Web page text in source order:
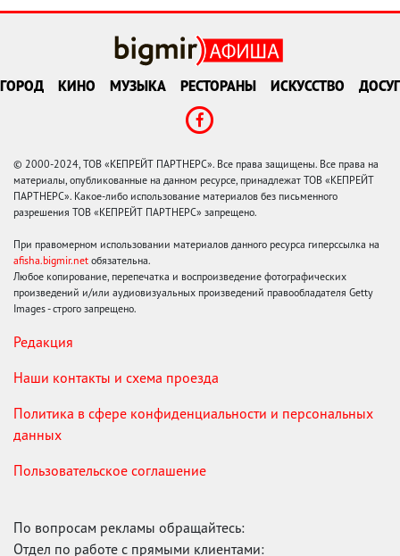
ГОРОД КИНО МУЗЫКА РЕСТОРАНЫ ИСКУССТВО ДОСУГ
© 2000-2024, ТОВ «КЕПРЕЙТ ПАРТНЕРС». Все права защищены. Все права на
материалы, опубликованные на данном ресурсе, принадлежат ТОВ «КЕПРЕЙТ
ПАРТНЕРС». Какое-либо использование материалов без письменного
разрешения ТОВ «КЕПРЕЙТ ПАРТНЕРС» запрещено.
При правомерном использовании материалов данного ресурса гиперссылка на
afisha.bigmir.net обязательна.
Любое копирование, перепечатка и воспроизведение фотографических
произведений и/или аудиовизуальных произведений правообладателя Getty
Images - строго запрещено.
Редакция
Наши контакты и схема проезда
Политика в сфере конфиденциальности и персональных
данных
Пользовательское соглашение
По вопросам рекламы обращайтесь:
Отдел по работе с прямыми клиентами: